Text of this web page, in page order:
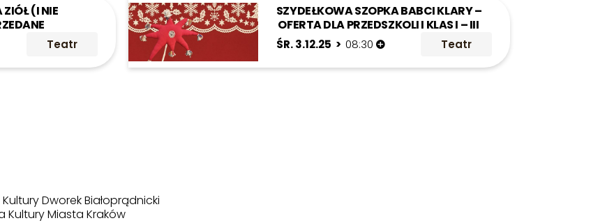
ZIÓŁ (I NIE
Teatr
SZYDEŁKOWA SZOPKA BABCI KLARY –
OFERTA DLA PRZEDSZKOLI I KLAS I – III
ŚR. 3.12.25 > 08:30 Teatr
Dworek Białoprądnicki
Kultury Miasta Kraków